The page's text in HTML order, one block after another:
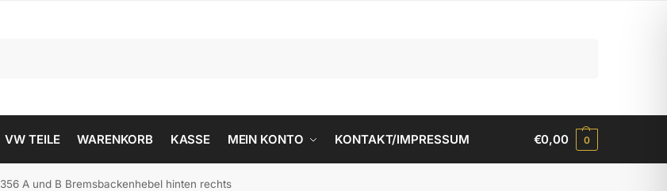
VW TEILE WARENKORB KASSE MEIN KONTO KONTAKT/IMPRESSUM €0,00 0
356 A und B Bremsbackenhebel hinten rechts